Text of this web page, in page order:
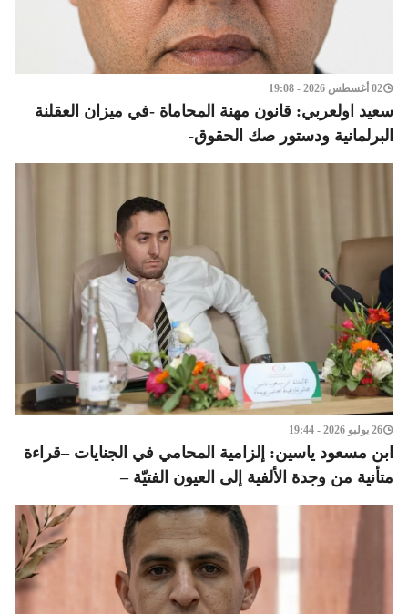
02 أغسطس 2026 - 19:08
سعيد اولعربي: قانون مهنة المحاماة -في ميزان العقلنة
البرلمانية ودستور صك الحقوق-
26 يوليو 2026 - 19:44
ابن مسعود ياسين: إلزامية المحامي في الجنايات –قراءة
متأنية من وجدة الألفية إلى العيون الفتيّة –